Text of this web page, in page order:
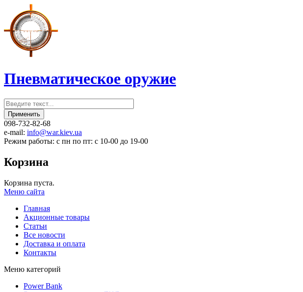
Пневматическое оружие
098-732-82-68
e-mail: info@war.kiev.ua
Режим работы: с пн по пт: с 10-00 до 19-00
Корзина
Корзина пуста.
Меню сайта
Главная
Акционные товары
Статьи
Все новости
Доставка и оплата
Контакты
Меню категорий
Power Bank